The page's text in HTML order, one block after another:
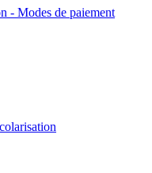
- Modes de paiement